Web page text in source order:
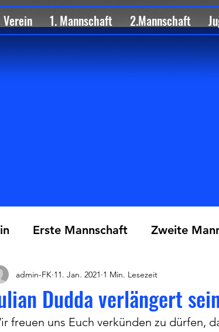
Verein 1. Mannschaft 2.Mannschaft
Erste Mannschaft Zweite
Dudda verlängert
admin-FK 11. Jan. 2021 1 Min. Lesezeit
freuen uns Euch verkünden zu dürfen,